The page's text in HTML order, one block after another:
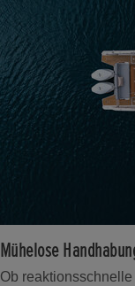
Mühelose
Ob